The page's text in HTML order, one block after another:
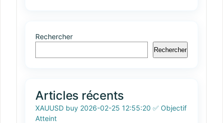
Rechercher
Rechercher
Articles récents
XAUUSD buy 2026-02-25 12:55:20 ✅ Objectif
Atteint